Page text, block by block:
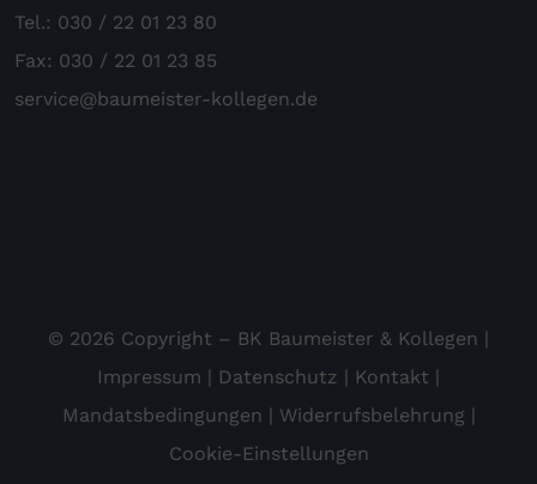
Tel.: 030 / 22 01 23 80
Fax: 030 / 22 01 23 85
service@baumeister-kollegen.de
© 2026 Copyright – BK Baumeister & Kollegen |
Impressum
Datenschutz Kontakt
Mandatsbedingungen
Widerrufsbelehrung
Cookie-Einstellungen